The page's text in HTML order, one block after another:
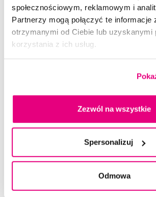
społecznościowym, reklamowym i
Partnerzy mogą połączyć te informacje
otrzymanymi od Ciebie lub uzyskanymi
korzystania z ich usług.
Zezwól na wszystkie
Spersonalizuj
Odmowa
Nowość
Tweezerman Vintage Rose Mini Slant